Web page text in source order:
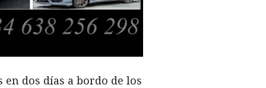
dos días a bordo de los